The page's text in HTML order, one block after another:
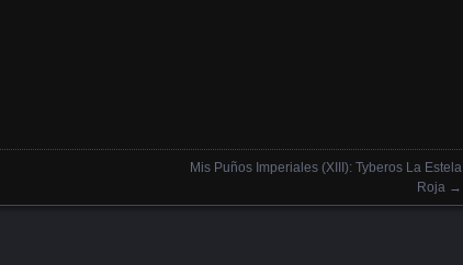
Mis Puños Imperiales (XIII): Tyberos La Estela
Roja →